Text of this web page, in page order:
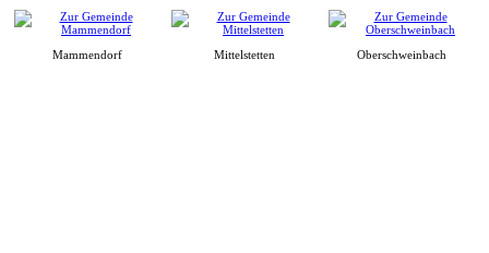
Mammendorf Mittelstetten Oberschweinbach